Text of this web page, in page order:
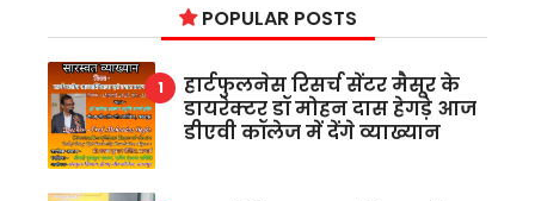
POPULAR POSTS
हार्टफुलनेस रिसर्च सेंटर मैसूर के
डायरेक्टर डॉ मोहन दास हेगड़े आज
डीएवी कॉलेज में देंगे व्याख्यान